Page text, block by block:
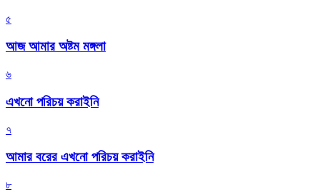
৫
আজ আমার অষ্টম মঙ্গলা
৬
এখনো পরিচয় করাইনি
৭
আমার বরের এখনো পরিচয় করাইনি
৮